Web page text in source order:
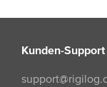
Kunden-Support